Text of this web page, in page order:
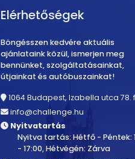
Elérhetőségek
Böngésszen kedvére aktuális
ajánlataink közül, ismerjen meg
bennünket, szolgáltatásainkat,
útjainkat és autóbuszainkat!
1064 Budapest, Izabella utca 78.
info@challenge.hu
Nyitvatartás
Nyitva tartás: Hétfő - Péntek:
- 17:00, Hétvégén: Zárva